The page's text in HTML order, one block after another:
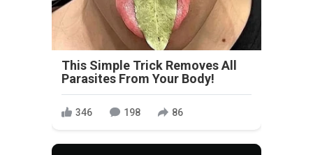
This Simple Trick Removes All
Parasites From Your Body!
346 198 86